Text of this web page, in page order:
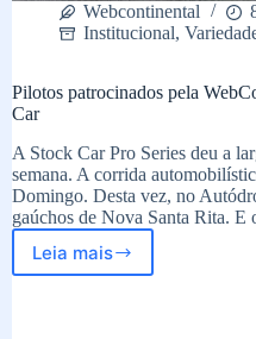
Webcontinental
Institucional,
Pilotos patrocinados pela
Car
A Stock Car Pro Series deu a
semana. A corrida
Domingo. Desta vez, no
gaúchos de Nova Santa Rita.
Leia mais
Pilotos